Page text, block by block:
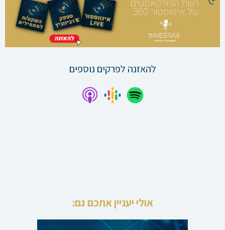
להאזנה לפרקים נוספים
אולי יעניין אתכם גם: